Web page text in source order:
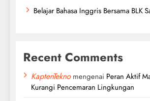
Belajar Bahasa Inggris Bersama BLK
Recent Comments
KaptenTeknomengenai Peran Aktif
Kurangi Pencemaran Lingkungan